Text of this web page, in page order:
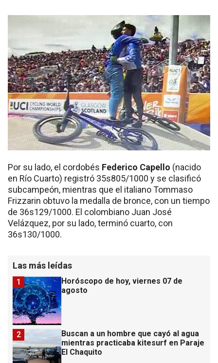
Por su lado, el cordobés Federico Capello (nacido
en Río Cuarto) registró 35s805/1000 y se clasificó
subcampeón, mientras que el italiano Tommaso
Frizzarin obtuvo la medalla de bronce, con un tiempo
de 36s129/1000. El colombiano Juan José
Velázquez, por su lado, terminó cuarto, con
36s130/1000.
Las más leídas
Horóscopo de hoy, viernes 07 de
agosto
1
Buscan a un hombre que cayó al agua
mientras practicaba kitesurf en Paraje
El Chaquito
2